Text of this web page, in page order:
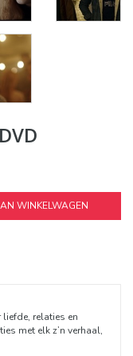
WINKELWAGEN
relaties en
met elk z’n verhaal,